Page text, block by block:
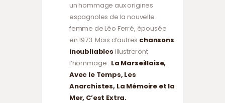
un hommage aux origines
espagnoles de la nouvelle
femme de Léo Ferré, épousée
en 1973. Mais d’autres chansons
inoubliables illustreront
l’hommage : La Marseillaise,
Avec le Temps, Les
Anarchistes, La Mémoire et la
Mer, C’est Extra.